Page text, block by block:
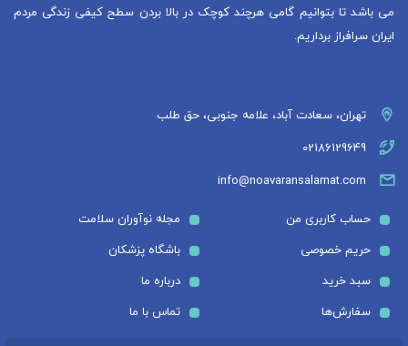
تهران، سعادت آباد، علامه جنوبی، حق طلب
02186129649
info@noavaransalamat.com
می باشد تا بتوانیم گامی هرچند کوچک در بالا بردن سطح کیفی زندگی مردم
ایران سرافراز برداریم.
حساب کاربری من
حریم خصوصی
سبد خرید
سفارش‌ها
مجله نوآوران سلامت
باشگاه پزشکان
درباره ما
تماس با ما